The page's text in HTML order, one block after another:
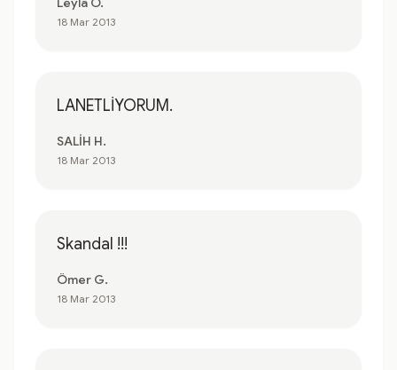
18 Mar 2013
LANETLİYORUM.
SALİH H.
18 Mar 2013
Skandal !!!
Ömer G.
18 Mar 2013